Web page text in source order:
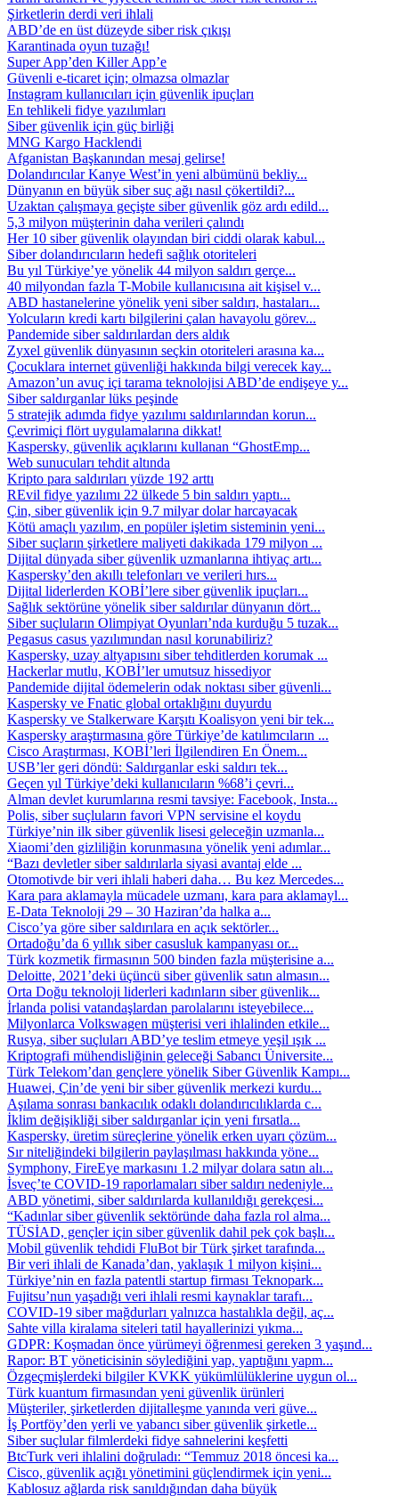
Şirketlerin derdi veri ihlali
ABD’de en üst düzeyde siber risk çıkışı
Karantinada oyun tuzağı!
Super App’den Killer App’e
Güvenli e-ticaret için; olmazsa olmazlar
Instagram kullanıcıları için güvenlik ipuçları
En tehlikeli fidye yazılımları
Siber güvenlik için güç birliği
MNG Kargo Hacklendi
Afganistan Başkanından mesaj gelirse!
Dolandırıcılar Kanye West’in yeni albümünü bekliy...
Dünyanın en büyük siber suç ağı nasıl çökertildi?...
Uzaktan çalışmaya geçişte siber güvenlik göz ardı edild...
5,3 milyon müşterinin daha verileri çalındı
Her 10 siber güvenlik olayından biri ciddi olarak kabul...
Siber dolandırıcıların hedefi sağlık otoriteleri
Bu yıl Türkiye’ye yönelik 44 milyon saldırı gerçe...
40 milyondan fazla T-Mobile kullanıcısına ait kişisel v...
ABD hastanelerine yönelik yeni siber saldırı, hastaları...
Yolcuların kredi kartı bilgilerini çalan havayolu görev...
Pandemide siber saldırılardan ders aldık
Zyxel güvenlik dünyasının seçkin otoriteleri arasına ka...
Çocuklara internet güvenliği hakkında bilgi verecek kay...
Amazon’un avuç içi tarama teknolojisi ABD’de endişeye y...
Siber saldırganlar lüks peşinde
5 stratejik adımda fidye yazılımı saldırılarından korun...
Çevrimiçi flört uygulamalarına dikkat!
Kaspersky, güvenlik açıklarını kullanan “GhostEmp...
Web sunucuları tehdit altında
Kripto para saldırıları yüzde 192 arttı
REvil fidye yazılımı 22 ülkede 5 bin saldırı yaptı...
Çin, siber güvenlik için 9.7 milyar dolar harcayacak
Kötü amaçlı yazılım, en popüler işletim sisteminin yeni...
Siber suçların şirketlere maliyeti dakikada 179 milyon ...
Dijital dünyada siber güvenlik uzmanlarına ihtiyaç artı...
Kaspersky’den akıllı telefonları ve verileri hırs...
Dijital liderlerden KOBİ’lere siber güvenlik ipuçları...
Sağlık sektörüne yönelik siber saldırılar dünyanın dört...
Siber suçluların Olimpiyat Oyunları’nda kurduğu 5 tuzak...
Pegasus casus yazılımından nasıl korunabiliriz?
Kaspersky, uzay altyapısını siber tehditlerden korumak ...
Hackerlar mutlu, KOBİ’ler umutsuz hissediyor
Pandemide dijital ödemelerin odak noktası siber güvenli...
Kaspersky ve Fnatic global ortaklığını duyurdu
Kaspersky ve Stalkerware Karşıtı Koalisyon yeni bir tek...
Kaspersky araştırmasına göre Türkiye’de katılımcıların ...
Cisco Araştırması, KOBİ’leri İlgilendiren En Önem...
USB’ler geri döndü: Saldırganlar eski saldırı tek...
Geçen yıl Türkiye’deki kullanıcıların %68’i çevri...
Alman devlet kurumlarına resmi tavsiye: Facebook, Insta...
Polis, siber suçluların favori VPN servisine el koydu
Türkiye’nin ilk siber güvenlik lisesi geleceğin uzmanla...
Xiaomi’den gizliliğin korunmasına yönelik yeni adımlar...
“Bazı devletler siber saldırılarla siyasi avantaj elde ...
Otomotivde bir veri ihlali haberi daha… Bu kez Mercedes...
Kara para aklamayla mücadele uzmanı, kara para aklamayl...
E-Data Teknoloji 29 – 30 Haziran’da halka a...
Cisco’ya göre siber saldırılara en açık sektörler...
Ortadoğu’da 6 yıllık siber casusluk kampanyası or...
Türk kozmetik firmasının 500 binden fazla müşterisine a...
Deloitte, 2021’deki üçüncü siber güvenlik satın almasın...
Orta Doğu teknoloji liderleri kadınların siber güvenlik...
İrlanda polisi vatandaşlardan parolalarını isteyebilece...
Milyonlarca Volkswagen müşterisi veri ihlalinden etkile...
Rusya, siber suçluları ABD’ye teslim etmeye yeşil ışık ...
Kriptografi mühendisliğinin geleceği Sabancı Üniversite...
Türk Telekom’dan gençlere yönelik Siber Güvenlik Kampı...
Huawei, Çin’de yeni bir siber güvenlik merkezi kurdu...
Aşılama sonrası bankacılık odaklı dolandırıcılıklarda c...
İklim değişikliği siber saldırganlar için yeni fırsatla...
Kaspersky, üretim süreçlerine yönelik erken uyarı çözüm...
Sır niteliğindeki bilgilerin paylaşılması hakkında yöne...
Symphony, FireEye markasını 1.2 milyar dolara satın alı...
İsveç’te COVID-19 raporlamaları siber saldırı nedeniyle...
ABD yönetimi, siber saldırılarda kullanıldığı gerekçesi...
“Kadınlar siber güvenlik sektöründe daha fazla rol alma...
TÜSİAD, gençler için siber güvenlik dahil pek çok başlı...
Mobil güvenlik tehdidi FluBot bir Türk şirket tarafında...
Bir veri ihlali de Kanada’dan, yaklaşık 1 milyon kişini...
Türkiye’nin en fazla patentli startup firması Teknopark...
Fujitsu’nun yaşadığı veri ihlali resmi kaynaklar tarafı...
COVID-19 siber mağdurları yalnızca hastalıkla değil, aç...
Sahte villa kiralama siteleri tatil hayallerinizi yıkma...
GDPR: Koşmadan önce yürümeyi öğrenmesi gereken 3 yaşınd...
Rapor: BT yöneticisinin söylediğini yap, yaptığını yapm...
Özgeçmişlerdeki bilgiler KVKK yükümlülüklerine uygun ol...
Türk kuantum firmasından yeni güvenlik ürünleri
Müşteriler, şirketlerden dijitalleşme yanında veri güve...
İş Portföy’den yerli ve yabancı siber güvenlik şirketle...
Siber suçlular filmlerdeki fidye sahnelerini keşfetti
BtcTurk veri ihlalini doğruladı: “Temmuz 2018 öncesi ka...
Cisco, güvenlik açığı yönetimini güçlendirmek için yeni...
Kablosuz ağlarda risk sanıldığından daha büyük